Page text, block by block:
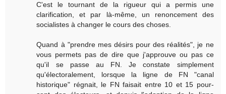
C'est le tournant de la rigueur qui a permis une
clarification, et par là-même, un renoncement des
socialistes à changer le cours des choses.
Quand à "prendre mes désirs pour des réalités", je ne
vous permets pas de dire que j'approuve ou pas ce
qu'il se passe au FN. Je constate simplement
qu'électoralement, lorsque la ligne de FN "canal
historique" régnait, le FN faisait entre 10 et 15 pour-